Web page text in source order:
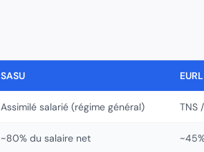
SASU EURL
Assimilé salarié (régime général) TNS
~80% du salaire net